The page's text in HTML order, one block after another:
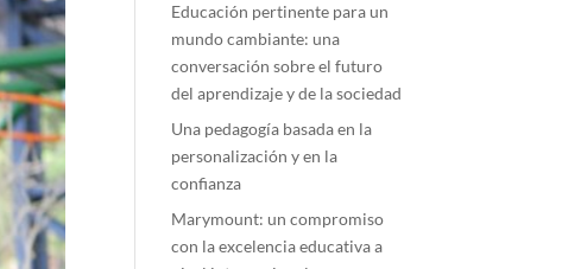
Educación pertinente para un
mundo cambiante: una
conversación sobre el futuro
del aprendizaje y de la sociedad
Una pedagogía basada en la
personalización y en la
confianza
Marymount: un compromiso
con la excelencia educativa a